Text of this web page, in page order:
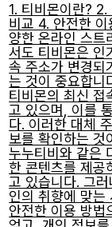
1. 티비몬이란?
비교 4. 안전한
양한 온라인 스트
서도 티비몬은 인
속 주소가 변경되
는 것이 중요합니
티비몬의 최신 접
고 있으며, 이를
다. 이러한 대체
보를 확인하는 것
누누티비와 같은
한 콘텐츠를 제공
고 있습니다. 그
인의 취향에 맞는
안전한 이용 방법